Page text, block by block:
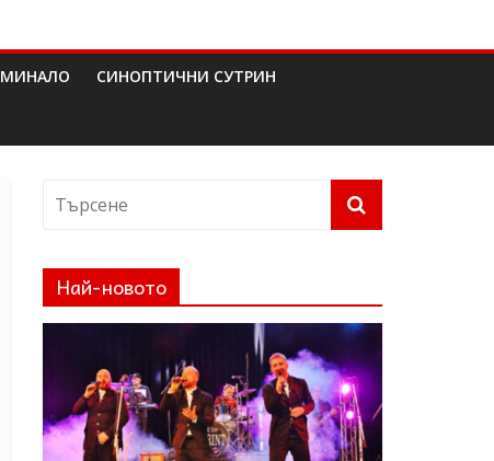
МИНАЛО СИНОПТИЧНИ СУТРИН
Най-новото